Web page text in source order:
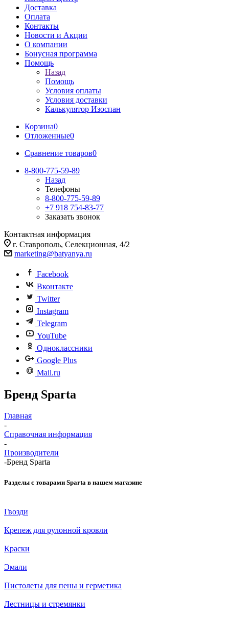
Доставка
Оплата
Контакты
Новости и Акции
О компании
Бонусная программа
Помощь
Назад
Помощь
Условия оплаты
Условия доставки
Калькулятор Изоспан
Корзина0
Отложенные0
Сравнение товаров0
8-800-775-59-89
Назад
Телефоны
8-800-775-59-89
+7 918 754-83-77
Заказать звонок
Контактная информация
г. Ставрополь, Селекционная, 4/2
marketing@batyanya.ru
Facebook
Вконтакте
Twitter
Instagram
Telegram
YouTube
Одноклассники
Google Plus
Mail.ru
Бренд Sparta
Главная
-
Справочная информация
-
Производители
-Бренд Sparta
Разделы с товарами Sparta в нашем магазине
Гвозди
Крепеж для рулонной кровли
Краски
Эмали
Пистолеты для пены и герметика
Лестницы и стремянки